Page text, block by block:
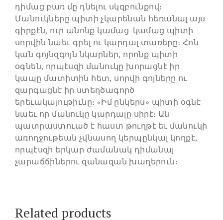
դիմաց բառ մը դնելու սկզբունքով։
Մանուկները պիտի չկարենան հեռանալ այս
գիրքէն, ուր անոնք կամաց-կամաց պիտի
սորվին նաեւ գրել ու կարդալ տառերը։ Հոն
կան գոյնզգոյն նկարներ, որոնք պիտի
օգնեն, որպէսզի մանուկը խորացնէ իր
կապը մատիտին հետ, սորվի գոյները ու
զարգացնէ իր ստեղծագործ
երեւակայութիւնը։ «Իմ ընկերս» պիտի օգնէ
նաեւ որ մանուկը կարդալը սիրէ։ Ան
պատրաստուած է հաստ թուղթէ եւ մանուկի
առողջութեան չվնասող կերպընկալ կողքէ,
որպէսզի երկար ժամանակ դիմանայ
չարաճճիներու զանազան խաղերուն։
Related products